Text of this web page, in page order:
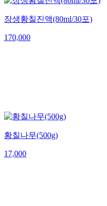
장생황칠진액(80ml/30포)
170,000
황칠나무(500g)
17,000